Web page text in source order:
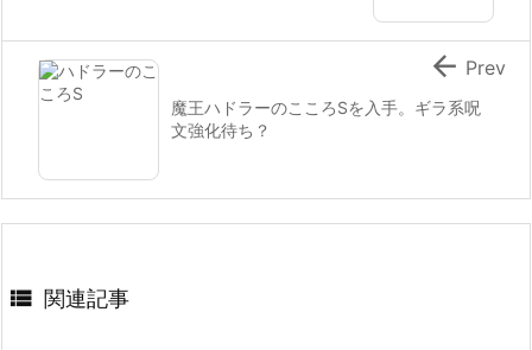
魔王ハドラーのこころSを入手。ギラ系呪
文強化待ち？
 Prev
 関連記事